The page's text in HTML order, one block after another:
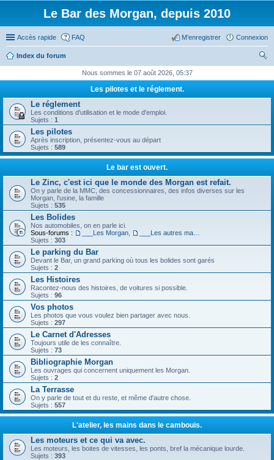
Le Bar des Morgan, depuis 2010
Accès rapide FAQ Connexion
M’enregistrer
Index du forum
ch
Nous sommes le 07 août 2026, 05:37
Les pilotes et le réglement.
Le réglement
Les conditions d'utilisation et le mode d'emploi.
Sujets : 1
Les pilotes
Après inscription, présentez-vous au départ
Sujets : 589
Le bar est ouvert.
Le Zinc, c'est ici que le monde des Morgan est refait.
On y parle de la MMC, des concessionnaires, des infos diverses sur les
Morgan, l'usine, la famille
Sujets : 535
Les Bolides
Nos automobiles, on en parle ici.
Sous-forums :
___Les Morgan
Sujets : 303
Le parking du Bar
Devant le Bar, un grand parking où tous les bolides sont garés
Sujets : 2
Les Histoires
Racontez-nous des histoires, de voitures si possible.
Sujets : 96
Vos photos
Les photos que vous voulez bien partager avec nous.
Sujets : 297
Le Carnet d'Adresses
Toujours utile de les connaître.
Sujets : 73
Bibliographie Morgan
Les ouvrages qui concernent uniquement les Morgan.
Sujets : 2
La Terrasse
On y parle de tout et du reste, et même d'autre chose.
Sujets : 557
L'atelier, les mains dans le cambouis.
Les moteurs et ce qui va avec.
Les moteurs, les boites de vitesses, les ponts, bref la mécanique lourde.
Sujets : 393